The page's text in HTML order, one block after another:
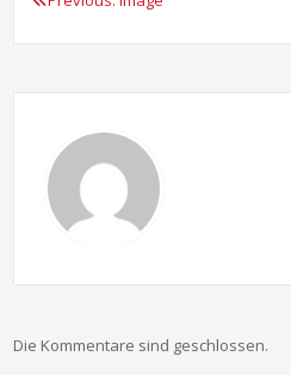
Beitragsnavigation
Die Kommentare sind geschlossen.